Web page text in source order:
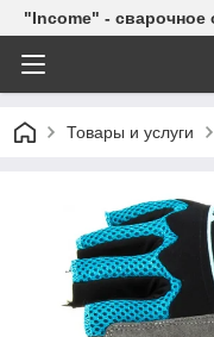
"Income" -
Товары и услуги